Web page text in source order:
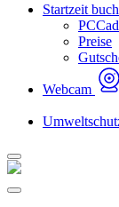
Startzeit
Preise
Webcam